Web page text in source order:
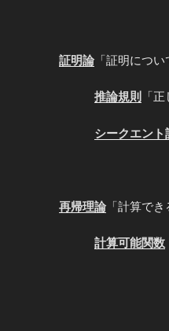
証明論「証明につい
推論規則 「
シークエント
再帰理論「計算でき
計算可能関数